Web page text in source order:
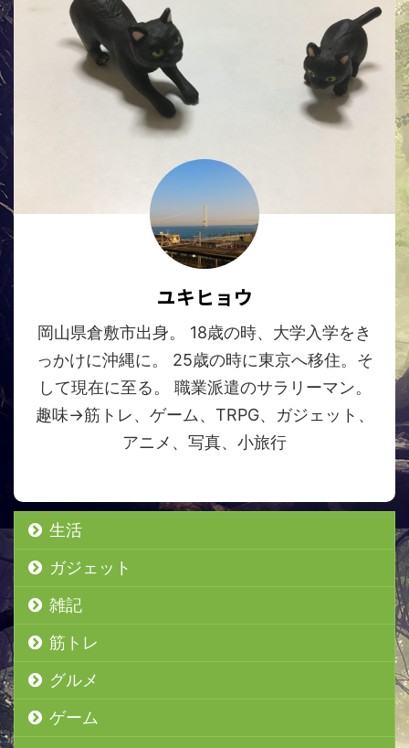
ユキヒョウ
岡山県倉敷市出身。 18歳の時、大学入学をき
っかけに沖縄に。 25歳の時に東京へ移住。そ
して現在に至る。 職業派遣のサラリーマン。
趣味→筋トレ、ゲーム、TRPG、ガジェット、
アニメ、写真、小旅行
生活
ガジェット
雑記
筋トレ
グルメ
ゲーム